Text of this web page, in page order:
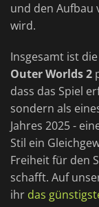
und den Aufbau
wird.
Insgesamt ist
Outer Worlds 2
dass das Spiel
sondern als
Jahres 2025 -
Stil ein
Freiheit für den
schafft. Auf
ihr das